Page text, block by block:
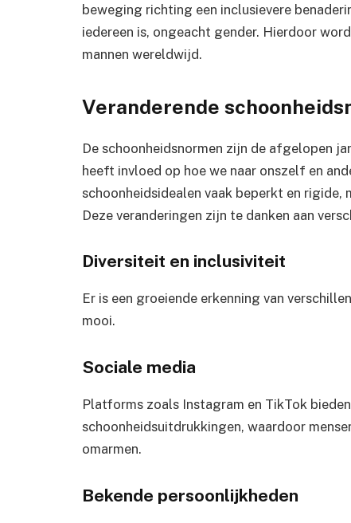
beweging richting een inclusievere
iedereen is, ongeacht gender. Hierdoor
mannen wereldwijd.
Veranderende
De schoonheidsnormen zijn de afgelopen
heeft invloed op hoe we naar onszelf en
schoonheidsidealen vaak beperkt en rigide,
Deze veranderingen zijn te danken aan
Diversiteit en inclusiviteit
Er is een groeiende erkenning van
mooi.
Sociale media
Platforms zoals Instagram en TikTok
schoonheidsuitdrukkingen, waardoor
omarmen.
Bekende persoonlijkheden